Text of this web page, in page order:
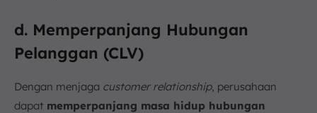
d. Memperpanjang Hubungan
Pelanggan (CLV)
Dengan menjaga customer relationship, perusahaan
dapat memperpanjang masa hidup hubungan